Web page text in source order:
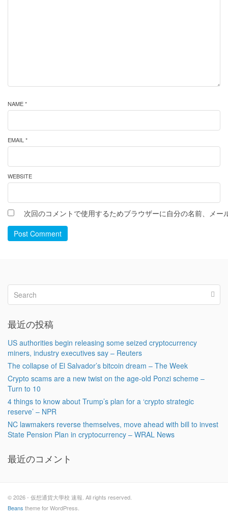
NAME *
EMAIL *
WEBSITE
次回のコメントで使用するためブラウザーに自分の名前、メー
Post Comment
最近の投稿
US authorities begin releasing some seized cryptocurrency
miners, industry executives say – Reuters
The collapse of El Salvador’s bitcoin dream – The Week
Crypto scams are a new twist on the age-old Ponzi scheme –
Turn to 10
4 things to know about Trump’s plan for a ‘crypto strategic
reserve’ – NPR
NC lawmakers reverse themselves, move ahead with bill to invest
State Pension Plan in cryptocurrency – WRAL News
最近のコメント
© 2026 - 仮想通貨大學校 速報. All rights reserved.
Beans theme for WordPress.